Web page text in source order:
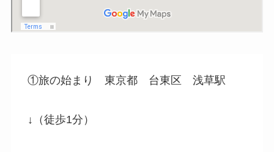
①旅の始まり 東京都 台東区 浅草駅
↓（徒歩1分）